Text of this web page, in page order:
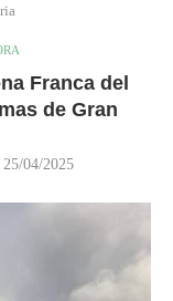
Franca del
de Gran
25/04/2025